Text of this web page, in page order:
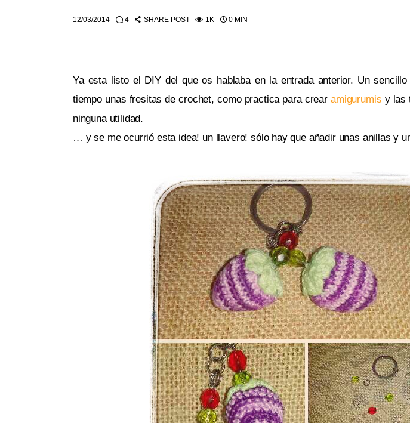
12/03/2014 4 SHARE POST 1K 0 MIN
Ya esta listo el DIY del que os hablaba en la entrada anterior. Un
tiempo unas fresitas de crochet, como practica para crearamigurumis y las
ninguna utilidad.
… y se me ocurrió esta idea! un llavero! sólo hay que añadir unas anillas y